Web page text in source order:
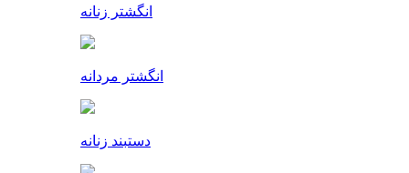
انگشتر زنانه
انگشتر مردانه
دستبند زنانه